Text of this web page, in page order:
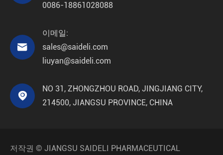
0086-18861028088

이메일:
sales@saideli.com
liuyan@saideli.com

NO 31, ZHONGZHOU ROAD, JINGJIANG CITY,
214500, JIANGSU PROVINCE, CHINA
저작권 © JIANGSU SAIDELI PHARMACEUTICAL